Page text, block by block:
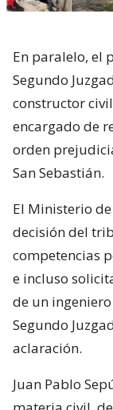
En paralelo, el
Segundo
constructor
encargado de
orden
San Sebastián.
El Ministerio
decisión del
competencias
e incluso
de un
Segundo
aclaración.
Juan Pablo